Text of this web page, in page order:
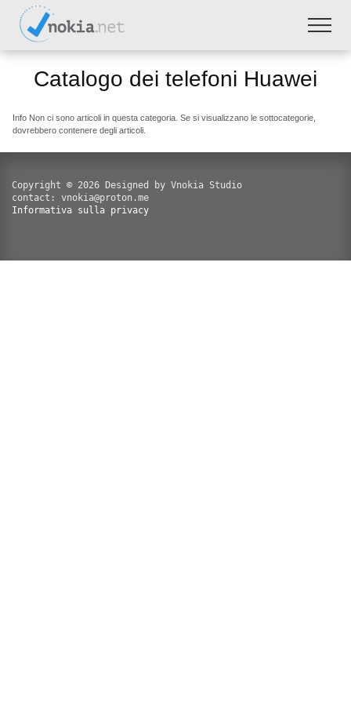
Catalogo dei telefoni Huawei
Info Non ci sono articoli in questa categoria. Se si visualizzano le sottocategorie,
dovrebbero contenere degli articoli.
Copyright © 2026 Designed by Vnokia Studio
contact: vnokia@proton.me
Informativa sulla privacy